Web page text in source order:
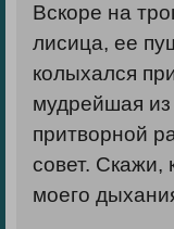
Вскоре на
лисица, ее
колыхался
мудрейшая из
притворной
совет. Скажи,
моего